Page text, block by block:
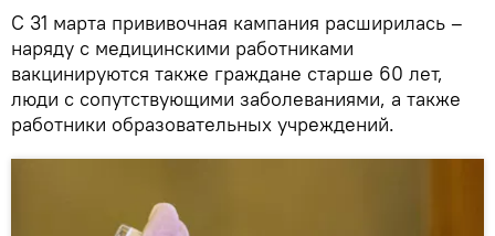
С 31 марта прививочная кампания расширилась –
наряду с медицинскими работниками
вакцинируются также граждане старше 60 лет,
люди с сопутствующими заболеваниями, а также
работники образовательных учреждений.